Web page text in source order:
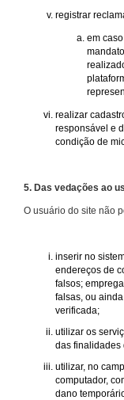
registrar
em
realizar
responsável e
condição de
5. Das vedações ao
O usuário do site não
inserir no
endereços de
falsos;
falsas, ou
verificada;
utilizar os
das finalidades
utilizar, no
computador,
dano